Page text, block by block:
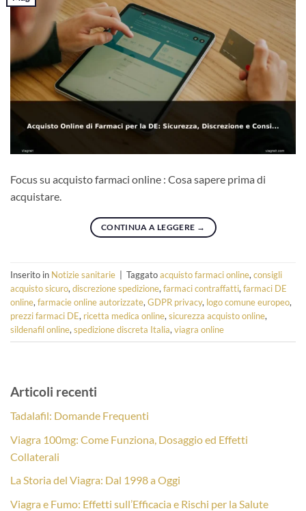
Focus su acquisto farmaci online : Cosa sapere prima di
acquistare.
CONTINUA A LEGGERE →
Inserito in Notizie sanitarie Taggatoacquisto farmaci online, consigli
acquisto sicuro, discrezione spedizione, farmaci contraffatti, farmaci DE
online, farmacie online autorizzate, GDPR privacy, logo comune europeo,
prezzi farmaci DE, ricetta medica online, sicurezza acquisto online,
sildenafil online, spedizione discreta Italia, viagra online
Articoli recenti
Tadalafil: Domande Frequenti
Viagra 100mg: Come Funziona, Dosaggio ed Effetti
Collaterali
La Storia del Viagra: Dal 1998 a Oggi
Viagra e Fumo: Effetti sull’Efficacia e Rischi per la Salute